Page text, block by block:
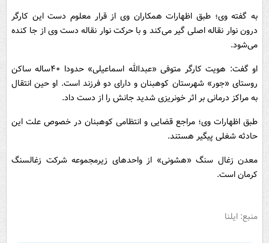
به گفته وی؛ طبق اظهارات همکاران وی از قرار معلوم دست این کارگر
درون نوار نقاله اصلی گیر می‌کند و با حرکت نوار نقاله دست وی از جا کنده
می‌شود.
او گفت: هویت کارگر متوفی «عبدالله اسماعیلی» حدودا ۴۰ساله ساکن
روستای «جور» شهرستان کوهبنان و دارای دو فرزند است. او حین انتقال
به مراکز درمانی بر اثر خونریزی شدید جانش را از دست داد.
طبق اظهارات وی؛ مراجع قضایی و انتظامی کوهبنان در خصوص علت این
حادثه شغلی پیگیر هستند.
معدن زغال سنگ «هشونی» از واحد‌های زیرمجموعه شرکت زغالسنگ
کرمان است.
منبع: ایلنا